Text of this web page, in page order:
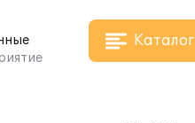
Каталог